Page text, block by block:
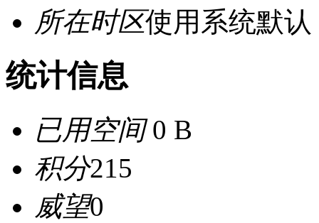
所在时区使用系统默认
统计信息
已用空间0 B
积分215
威望0